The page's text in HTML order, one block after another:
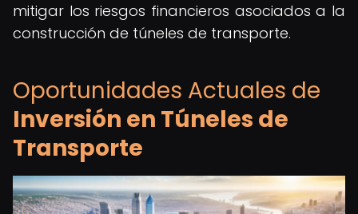
mitigar los riesgos financieros asociados a la
construcción de túneles de transporte.
Oportunidades Actuales de
Inversión en Túneles de
Transporte